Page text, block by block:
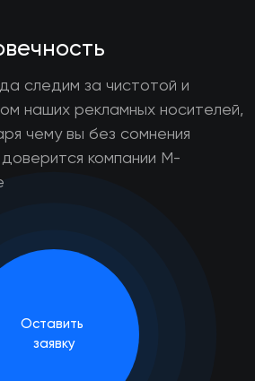
следим за чистотой и
наших рекламных носителей,
чему вы без сомнения
компании M-
Оставить
заявку